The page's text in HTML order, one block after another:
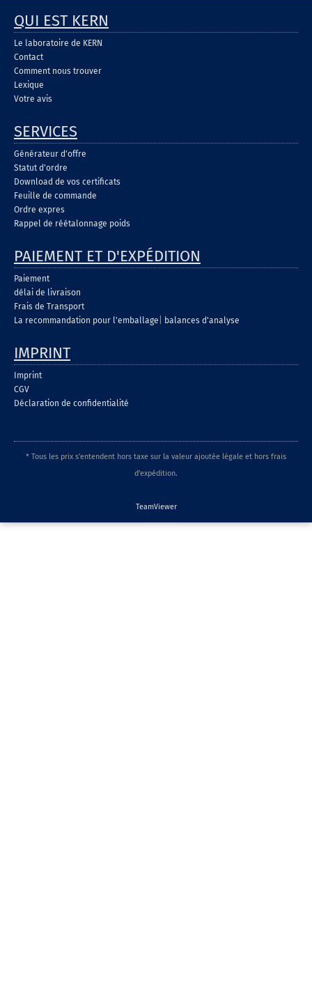
QUI EST KERN
Le laboratoire de KERN
Contact
Comment nous trouver
Lexique
Votre avis
SERVICES
Générateur d'offre
Statut d'ordre
Download de vos certificats
Feuille de commande
Ordre expres
Rappel de réétalonnage poids
PAIEMENT ET D'EXPÉDITION
Paiement
délai de livraison
Frais de Transport
La recommandation pour l'emballage
balances d'analyse
IMPRINT
Imprint
CGV
Déclaration de confidentialité
* Tous les prix s'entendent hors taxe sur la valeur ajoutée légale et hors frais
d'expédition.
TeamViewer